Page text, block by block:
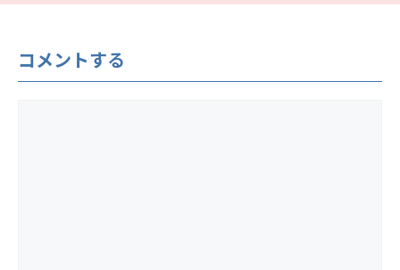
コメントする